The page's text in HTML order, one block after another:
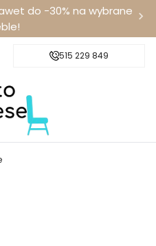
do -30% na wybrane
Darmowa dostawa od 100 zł
515 229 849